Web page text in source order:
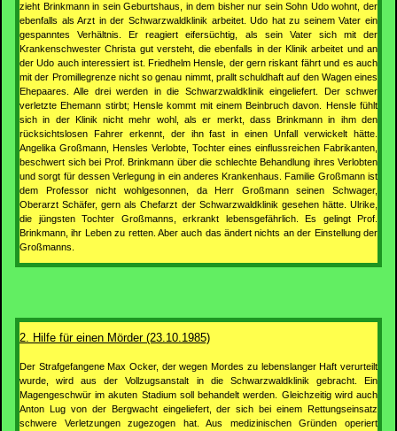
zieht Brinkmann in sein Geburtshaus, in dem bisher nur sein Sohn Udo wohnt, der
ebenfalls als Arzt in der Schwarzwaldklinik arbeitet. Udo hat zu seinem Vater ein
gespanntes Verhältnis. Er reagiert eifersüchtig, als sein Vater sich mit der
Krankenschwester Christa gut versteht, die ebenfalls in der Klinik arbeitet und an
der Udo auch interessiert ist. Friedhelm Hensle, der gern riskant fährt und es auch
mit der Promillegrenze nicht so genau nimmt, prallt schuldhaft auf den Wagen eines
Ehepaares. Alle drei werden in die Schwarzwaldklinik eingeliefert. Der schwer
verletzte Ehemann stirbt; Hensle kommt mit einem Beinbruch davon. Hensle fühlt
sich in der Klinik nicht mehr wohl, als er merkt, dass Brinkmann in ihm den
rücksichtslosen Fahrer erkennt, der ihn fast in einen Unfall verwickelt hätte.
Angelika Großmann, Hensles Verlobte, Tochter eines einflussreichen Fabrikanten,
beschwert sich bei Prof. Brinkmann über die schlechte Behandlung ihres Verlobten
und sorgt für dessen Verlegung in ein anderes Krankenhaus. Familie Großmann ist
dem Professor nicht wohlgesonnen, da Herr Großmann seinen Schwager,
Oberarzt Schäfer, gern als Chefarzt der Schwarzwaldklinik gesehen hätte. Ulrike,
die jüngsten Tochter Großmanns, erkrankt lebensgefährlich. Es gelingt Prof.
Brinkmann, ihr Leben zu retten. Aber auch das ändert nichts an der Einstellung der
Großmanns.
2. Hilfe für einen Mörder (23.10.1985)
Der Strafgefangene Max Ocker, der wegen Mordes zu lebenslanger Haft verurteilt
wurde, wird aus der Vollzugsanstalt in die Schwarzwaldklinik gebracht. Ein
Magengeschwür im akuten Stadium soll behandelt werden. Gleichzeitig wird auch
Anton Lug von der Bergwacht eingeliefert, der sich bei einem Rettungseinsatz
schwere Verletzungen zugezogen hat. Aus medizinischen Gründen operiert